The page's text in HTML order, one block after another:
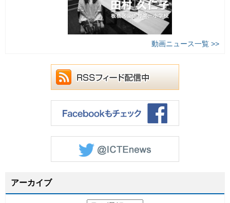
動画ニュース一覧 >>
アーカイブ